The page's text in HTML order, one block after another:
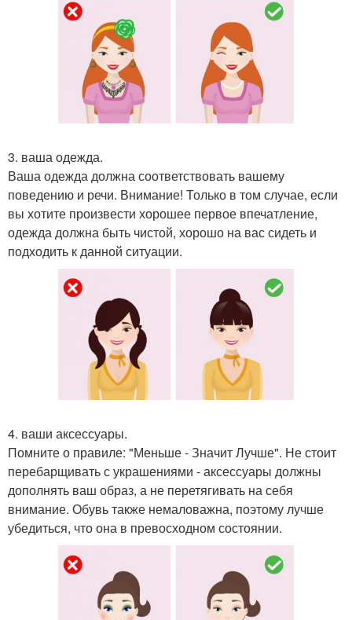
3. ваша одежда.
Ваша одежда должна соответствовать вашему
поведению и речи. Внимание! Только в том случае, если
вы хотите произвести хорошее первое впечатление,
одежда должна быть чистой, хорошо на вас сидеть и
подходить к данной ситуации.
4. ваши аксессуары.
Помните о правиле: "Меньше - Значит Лучше". Не стоит
перебарщивать с украшениями - аксессуары должны
дополнять ваш образ, а не перетягивать на себя
внимание. Обувь также немаловажна, поэтому лучше
убедиться, что она в превосходном состоянии.